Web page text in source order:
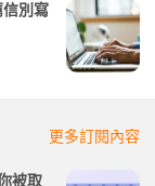
別寫
更多訂閱內容
被取